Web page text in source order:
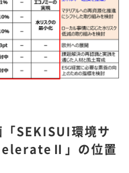
SEKISUI環境サ
」の位置